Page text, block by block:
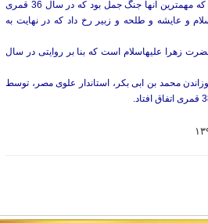
حوادث زیادی در این ماه روی داده است که مهمترین آنها جنگ جمل بود که در سال 36 قمری
و عایشه و طلحه و زبیر رخ داد که در نهایت به
زهرا علیهاسلام است که بنا بر روایتی در سال
محمد بن ابی بکر، استاندار علوی مصر، توسط